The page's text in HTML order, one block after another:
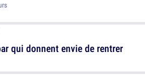
qui donnent envie de rentrer